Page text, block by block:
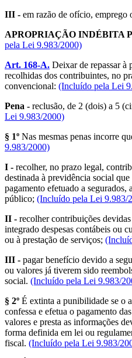
III - em razão de ofício, emprego
APROPRIAÇÃO INDÉBITA
pela Lei 9.983/2000)
Art. 168-A. Deixar de repassar à
recolhidas dos contribuintes, no
convencional: (Incluído pela Lei
Pena - reclusão, de 2 (dois) a 5
Lei 9.983/2000)
§ 1º Nas mesmas penas incorre
9.983/2000)
I - recolher, no prazo legal,
destinada à previdência social
pagamento efetuado a segurados,
público; (Incluído pela Lei 9.983/
II - recolher contribuições
integrado despesas contábeis ou
ou à prestação de serviços;
III - pagar benefício devido a
ou valores já tiverem sido
social. (Incluído pela Lei 9.983/
§ 2º É extinta a punibilidade se o
confessa e efetua o pagamento
valores e presta as informações
forma definida em lei ou
fiscal. (Incluído pela Lei 9.983/